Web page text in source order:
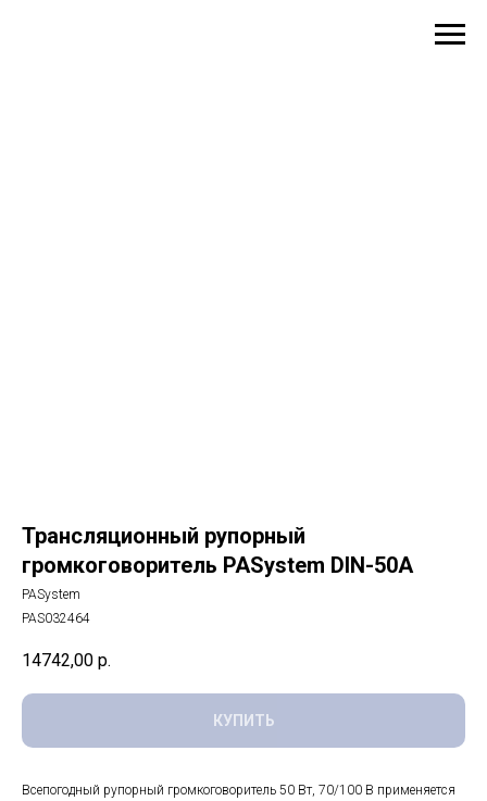
Трансляционный рупорный
громкоговоритель PASystem DIN-50А
PASystem
PAS032464
14742,00 р.
КУПИТЬ
Всепогодный рупорный громкоговоритель 50 Вт, 70/100 В применяется